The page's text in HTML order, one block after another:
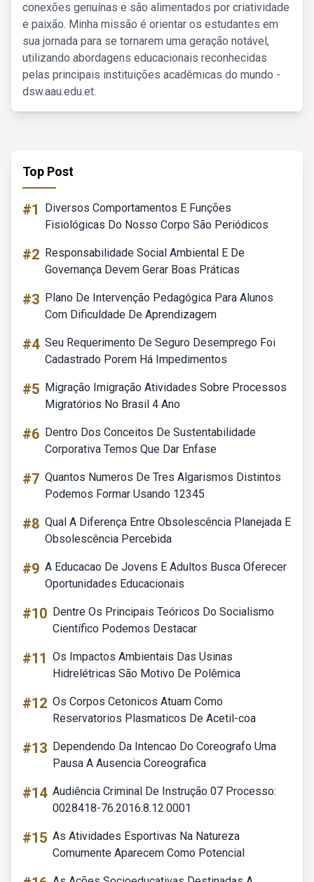
conexões genuínas e são alimentados por criatividade
e paixão. Minha missão é orientar os estudantes em
sua jornada para se tornarem uma geração notável,
utilizando abordagens educacionais reconhecidas
pelas principais instituições acadêmicas do mundo -
dsw.aau.edu.et.
Top Post
#1
Diversos Comportamentos E Funções
Fisiológicas Do Nosso Corpo São Periódicos
#2 Responsabilidade Social Ambiental E De
Governança Devem Gerar Boas Práticas
#3 Plano De Intervenção Pedagógica Para Alunos
Com Dificuldade De Aprendizagem
#4 Seu Requerimento De Seguro Desemprego Foi
Cadastrado Porem Há Impedimentos
#5 Migração Imigração Atividades Sobre Processos
Migratórios No Brasil 4 Ano
#6 Dentro Dos Conceitos De Sustentabilidade
Corporativa Temos Que Dar Enfase
#7 Quantos Numeros De Tres Algarismos Distintos
Podemos Formar Usando 12345
#8 Qual A Diferença Entre Obsolescência Planejada E
Obsolescência Percebida
#9 A Educacao De Jovens E Adultos Busca Oferecer
Oportunidades Educacionais
#10 Dentre Os Principais Teóricos Do Socialismo
Científico Podemos Destacar
#11 Os Impactos Ambientais Das Usinas
Hidrelétricas São Motivo De Polêmica
#12 Os Corpos Cetonicos Atuam Como
Reservatorios Plasmaticos De Acetil-coa
#13 Dependendo Da Intencao Do Coreografo Uma
Pausa A Ausencia Coreografica
#14 Audiência Criminal De Instrução 07 Processo:
0028418-76.2016.8.12.0001
#15 As Atividades Esportivas Na Natureza
Comumente Aparecem Como Potencial